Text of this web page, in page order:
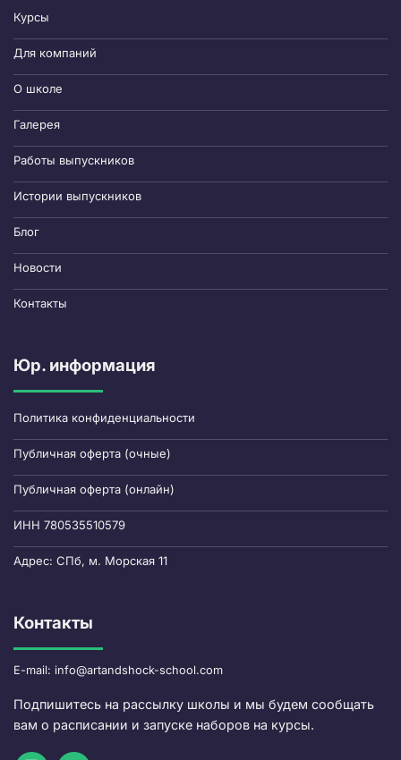
Курсы
Для компаний
О школе
Галерея
Работы выпускников
Истории выпускников
Блог
Новости
Контакты
Юр. информация
Политика конфиденциальности
Публичная оферта (очные)
Публичная оферта (онлайн)
ИНН 780535510579
Адрес: СПб, м. Морская 11
Контакты
E-mail: info@artandshock-school.com
Подпишитесь на рассылку школы и мы будем сообщать
вам о расписании и запуске наборов на курсы.